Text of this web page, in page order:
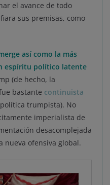
el avance de todo
sus premisas, como
así como la más
espíritu político latente
(de hecho, la
bastante continuista
trumpista). No
imperialista de
desacomplejada
nueva ofensiva global.